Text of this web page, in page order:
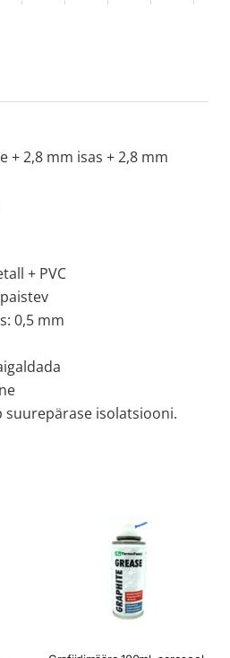
+ 2,8 mm isas + 2,8 mm
+ PVC
0,5 mm
suurepärase isolatsiooni.